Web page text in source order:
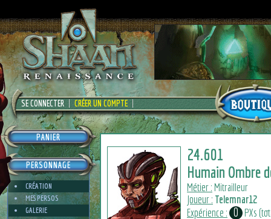
SE CONNECTER CRÉER UN COMPTE
PANIER
PERSONNAGE
CRÉATION
MES PERSOS
GALERIE
24.601
Humain Ombre
Métier : Mitrailleur
Joueur : Telemnar12
Expérience : 0 PXs